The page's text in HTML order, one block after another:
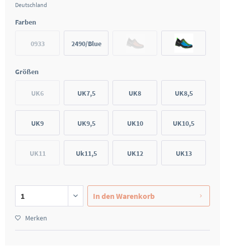
Deutschland
Farben
0933 2490/Blue
Größen
UK6 UK7,5 UK8 UK8,5
UK9 UK9,5 UK10 UK10,5
UK11 Uk11,5 UK12 UK13
In den Warenkorb
Merken